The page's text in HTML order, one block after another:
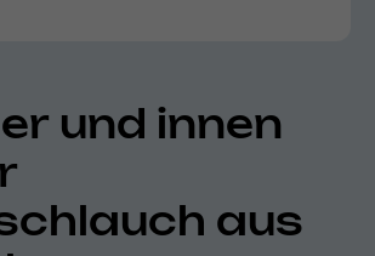
und innen
aus